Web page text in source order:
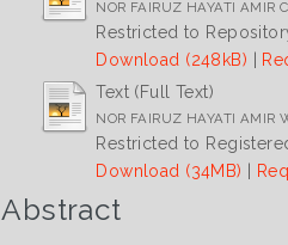
NOR FAIRUZ HAYATI AMIR
Restricted to
Download (248kB) |
Text (Full Text)
NOR FAIRUZ HAYATI AMIR
Restricted to
Download (34MB) |
Abstract